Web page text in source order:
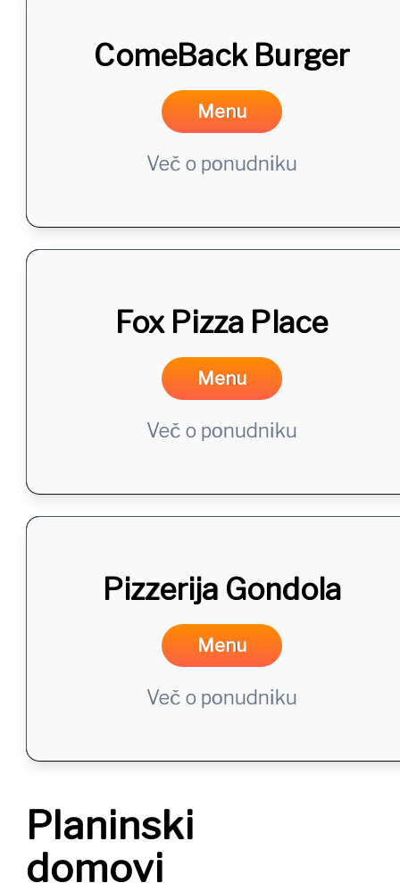
ComeBack Burger
Menu
Več o ponudniku
Fox Pizza Place
Menu
Več o ponudniku
Pizzerija Gondola
Menu
Več o ponudniku
Planinski
domovi